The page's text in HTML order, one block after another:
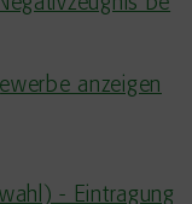
anzeigen
- Eintragung